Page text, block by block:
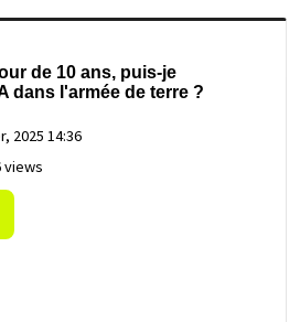
de 10 ans, puis-je
dans l'armée de terre ?
2025 14:36
views